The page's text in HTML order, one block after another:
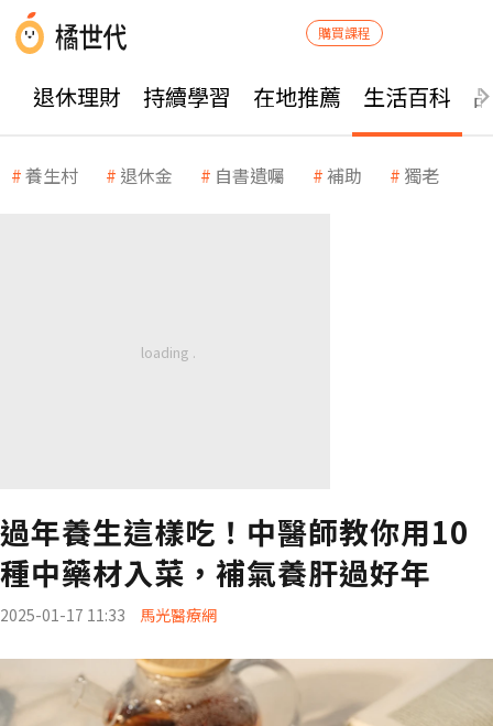
購買課程
退休理財 持續學習 在地推薦 生活百科
養生村 退休金 自書遺囑 補助 獨老
過年養生這樣吃！中醫師教你用10
種中藥材入菜，補氣養肝過好年
2025-01-17 11:33 馬光醫療網